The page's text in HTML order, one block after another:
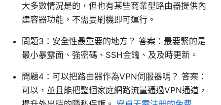
大多數情況是的，但也有某些商業型路由器提供內
建容器功能，不需要刷機即可運行。
問題3：安全性最重要的地方？ 答案：最要緊的是
最小暴露面、強密碼、SSH金鑰、及及時更新。
問題4：可以把路由器作為VPN伺服器嗎？ 答案：
可以，並且能把整個家庭網路流量通過VPN通道，